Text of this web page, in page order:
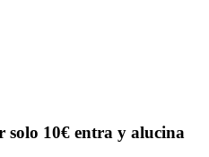
solo 10€ entra y alucina